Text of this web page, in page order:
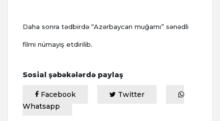
Daha sonra tədbirdə “Azərbaycan muğamı” sənədli
filmi nümayiş etdirilib.
Sosial şəbəkələrdə paylaş
Facebook
Twitter
Whatsapp